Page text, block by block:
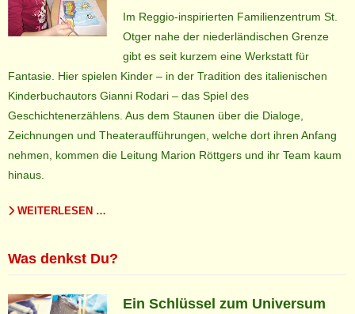
Im Reggio-inspirierten Familienzentrum St.
Otger nahe der niederländischen Grenze
gibt es seit kurzem eine Werkstatt für
Fantasie. Hier spielen Kinder – in der Tradition des italienischen
Kinderbuchautors Gianni Rodari – das Spiel des
Geschichtenerzählens. Aus dem Staunen über die Dialoge,
Zeichnungen und Theateraufführungen, welche dort ihren Anfang
nehmen, kommen die Leitung Marion Röttgers und ihr Team kaum
hinaus.
WEITERLESEN …
Was denkst Du?
Ein Schlüssel zum Universum